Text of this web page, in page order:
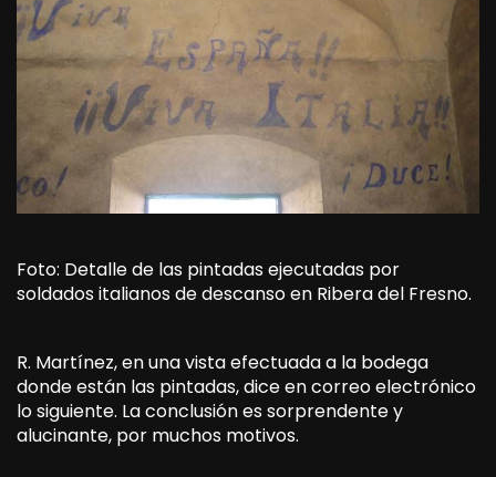
Foto: Detalle de las pintadas ejecutadas por
soldados italianos de descanso en Ribera del Fresno.
R. Martínez, en una vista efectuada a la bodega
donde están las pintadas, dice en correo electrónico
lo siguiente. La conclusión es sorprendente y
alucinante, por muchos motivos.